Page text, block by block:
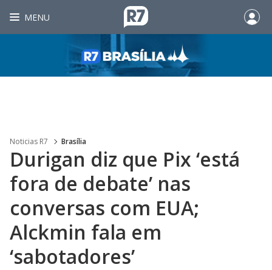
MENU
Noticias R7 Brasília
Durigan diz que Pix ‘está
fora de debate’ nas
conversas com EUA;
Alckmin fala em
‘sabotadores’